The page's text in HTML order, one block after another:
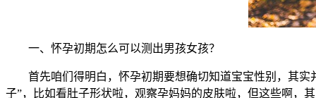
一、怀孕初期怎么可以测出男孩女孩？
首先咱们得明白，怀孕初期要想确切知道宝宝性别，其实
子”，比如看肚子形状啦，观察孕妈妈的皮肤啦，但这些啊，